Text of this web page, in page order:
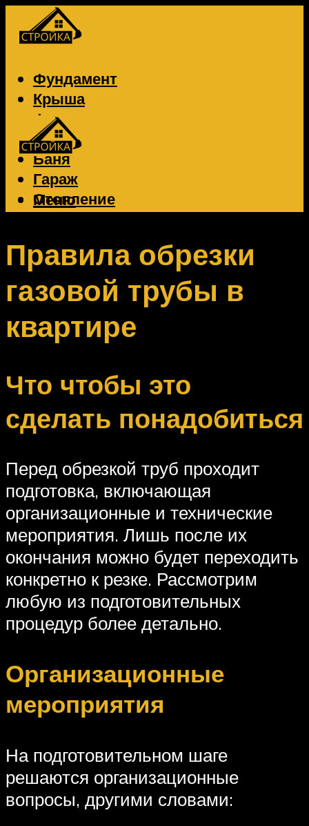
Фундамент
Крыша
Фасад
Забор
Баня
Гараж
Отопление
Вентиляция
Меню
Меню
Правила обрезки
газовой трубы в
квартире
Что чтобы это
сделать понадобиться
Перед обрезкой труб проходит
подготовка, включающая
организационные и технические
мероприятия. Лишь после их
окончания можно будет переходить
конкретно к резке. Рассмотрим
любую из подготовительных
процедур более детально.
Организационные
мероприятия
На подготовительном шаге
решаются организационные
вопросы, другими словами: